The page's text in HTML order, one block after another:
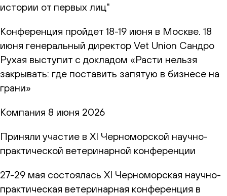
истории от первых лиц"
Конференция пройдет 18-19 июня в Москве. 18
июня генеральный директор Vet Union Сандро
Рухая выступит с докладом «Расти нельзя
закрывать: где поставить запятую в бизнесе на
грани»
Компания 8 июня 2026
Приняли участие в XI Черноморской научно-
практической ветеринарной конференции
27-29 мая состоялась XI Черноморская научно-
практическая ветеринарная конференция в